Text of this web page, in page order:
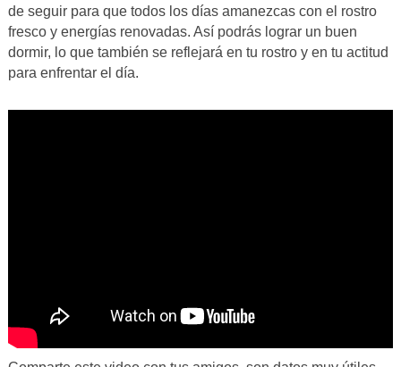
de seguir para que todos los días amanezcas con el rostro
fresco y energías renovadas. Así podrás lograr un buen
dormir, lo que también se reflejará en tu rostro y en tu actitud
para enfrentar el día.